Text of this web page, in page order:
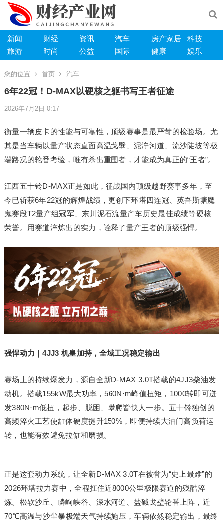
新闻 财经 资讯 汽车 房产家居
科技
旅游
时尚 公益 国际 健康 娱乐
您的位置 首页 汽车
6年22冠！D-MAX以硬核之躯书写王者征途
2026年7月2日 0:17
衡量一辆皮卡的性能与可靠性，顶级赛事是最严苛的检验场。尤
其是当车辆以量产状态直面高温戈壁、泥泞河道、流沙陡坡等极
端路况的轮番考验，唯有杀出重围者，才能成为真正的“王者”。
江西五十铃D-MAX正是如此，征战国内顶级越野赛事多年，至
今已斩获6年22冠的辉煌战绩，更创下环塔四连冠、英吾斯塘魔
鬼赛段T2量产组冠军、东川泥石流量产车历史最佳成绩等硬核
荣誉。用赛道淬炼出的实力，诠释了量产王者的顶级强悍。
强悍动力｜4JJ3 机皇加持，全域工况稳定输出
赛场上的持续爆发力，源自全新D-MAX 3.0T搭载的4JJ3柴油发
动机。搭载155kW最大功率，560N·m峰值扭矩，1000转即可迸
发380N·m低扭，起步、脱困、攀爬皆快人一步。五十铃独创的
高频淬火工艺使缸体硬度提升150%，即便持续大油门高负荷运
转，也能有效避免拉缸和磨损。
正是这套动力系统，让全新D-MAX 3.0T在被誉为“史上最难”的
2026环塔拉力赛中，全程扛住近8000公里极限赛道的残酷淬
炼。松软沙丘、嶙峋峡谷、深水河道、盐碱戈壁轮番上阵，近
70℃高温与沙尘暴极端天气持续施压，车辆依然稳定输出，最终